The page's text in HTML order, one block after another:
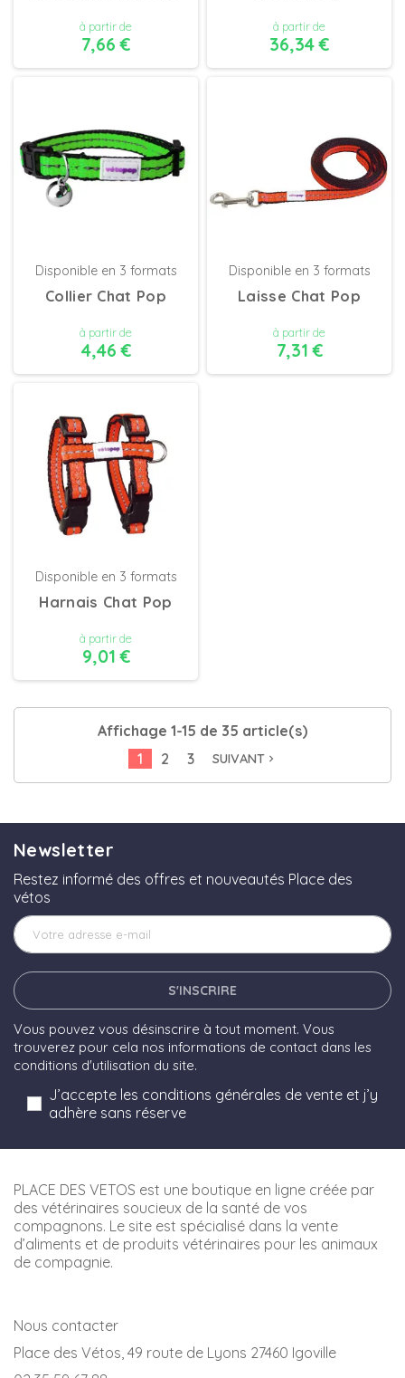
à partir de
7,66 €
à partir de
36,34 €
Disponible en 3 formats
Collier Chat Pop
à partir de
4,46 €
DÉTAILS
Disponible en 3 formats
Laisse Chat Pop
à partir de
7,31 €
Disponible en 3 formats
Harnais Chat Pop
à partir de
9,01 €
Affichage 1-15 de 35 article(s)
1
2 3 SUIVANTnavigate_next
Newsletter
Restez informé des offres et nouveautés Place des
vétos
S'INSCRIRE
Vous pouvez vous désinscrire à tout moment. Vous
trouverez pour cela nos informations de contact dans les
conditions d'utilisation du site.
J’accepte les conditions générales de vente et j’y
adhère sans réserve
PLACE DES VETOS est une boutique en ligne créée par
des vétérinaires soucieux de la santé de vos
compagnons. Le site est spécialisé dans la vente
d’aliments et de produits vétérinaires pour les animaux
de compagnie.
Nous contacter
Place des Vétos, 49 route de Lyons 27460 Igoville